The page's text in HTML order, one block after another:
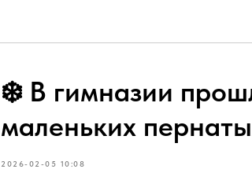
❄️ В гимназии
маленьких
2026-02-05 10:08